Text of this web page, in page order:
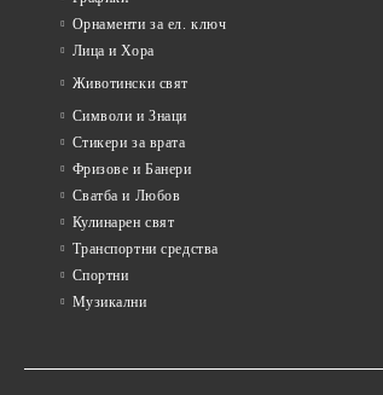
Орнаменти за ел. ключ
Лица и Хора
Животински свят
Символи и Знаци
Стикери за врата
Фризове и Банери
Сватба и Любов
Кулинарен свят
Транспортни средства
Спортни
Музикални